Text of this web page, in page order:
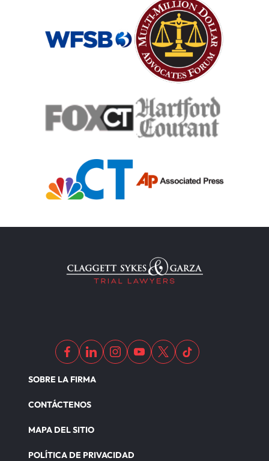
SOBRE LA FIRMA
CONTÁCTENOS
MAPA DEL SITIO
POLÍTICA DE PRIVACIDAD